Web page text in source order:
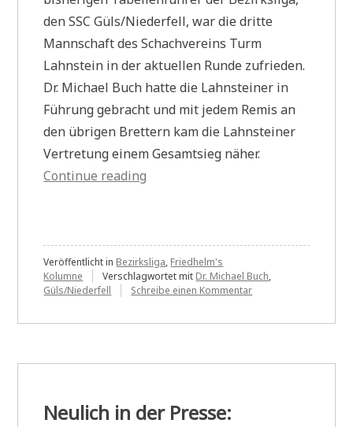
den SSC Güls/Niederfell, war die dritte
Mannschaft des Schachvereins Turm
Lahnstein in der aktuellen Runde zufrieden.
Dr. Michael Buch hatte die Lahnsteiner in
Führung gebracht und mit jedem Remis an
den übrigen Brettern kam die Lahnsteiner
Vertretung einem Gesamtsieg näher.
Continue reading
Presse:
Jahresabschlussturnier
steht
Veröffentlicht in Bezirksliga, Friedhelm's
Kolumne
Verschlagwortet mit Dr. Michael Buch,
Güls/Niederfell
Schreibe einen Kommentarzu
Neulich in der Presse: